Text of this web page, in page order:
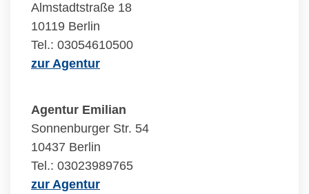
Almstadtstraße 18
10119 Berlin
Tel.: 03054610500
zur Agentur
Agentur Emilian
Sonnenburger Str. 54
10437 Berlin
Tel.: 03023989765
zur Agentur